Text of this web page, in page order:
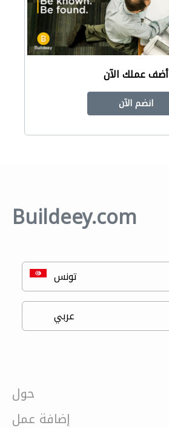
أضف عملك الآن
انضم الآن
Buildeey.com
حول
إضافة عمل